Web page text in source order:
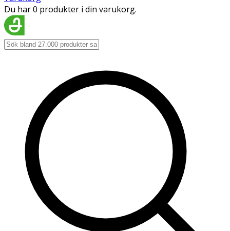
Du har 0 produkter i din varukorg.